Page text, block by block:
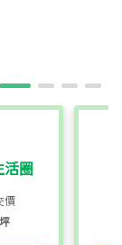
活圈
價